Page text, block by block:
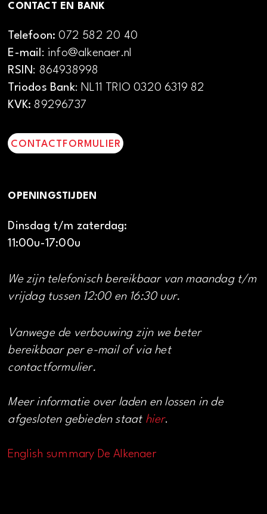
CONTACT EN BANK
Telefoon:072 582 20 40
E-mail: info@alkenaer.nl
RSIN: 864938998
Triodos Bank: NL11 TRIO 0320 6319 82
KVK: 89296737
CONTACTFORMULIER
OPENINGSTIJDEN
Dinsdag t/m zaterdag:
11:00u-17:00u
We zijn telefonisch bereikbaar van maandag t/m
vrijdag tussen 12:00 en 16:30 uur.
Vanwege de verbouwing zijn we beter
bereikbaar per e-mail of via het
contactformulier.
Meer informatie over laden en lossen in de
afgesloten gebieden staat hier.
English summary De Alkenaer